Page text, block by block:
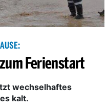
Ferienstart
wechselhaftes
kalt.